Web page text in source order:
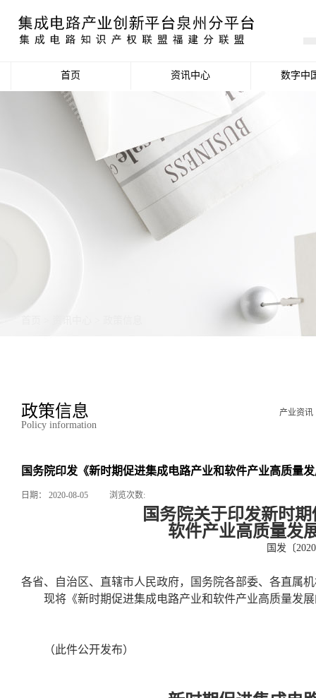
首页 资讯中心
政策信息
活动公告
数据统计分析
数字中
政策信息
Policy information
产业资讯
国务院印发《新时期促进集成电路产业和软件产业高质量
日期： 2020-08-05 浏览次数:
国务院关于印发新时
软件产业高质量发
国发〔
各省、自治区、直辖市人民政府，国务院各部委、各直属
现将《新时期促进集成电路产业和软件产业高质量发
（此件公开发布）